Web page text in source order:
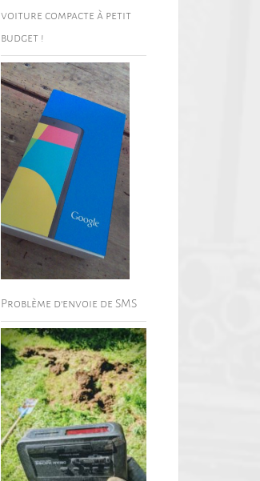
voiture compacte à petit
budget !
Problème d’envoie de SMS